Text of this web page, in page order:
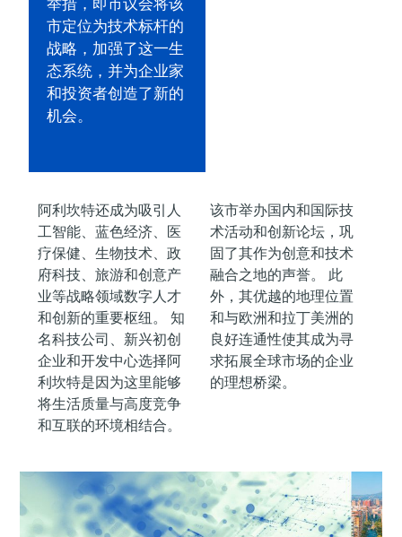
市定位为技术标杆的
战略，加强了这一生
态系统，并为企业家
和投资者创造了新的
机会。
阿利坎特还成为吸引人
工智能、蓝色经济、医
疗保健、生物技术、政
府科技、旅游和创意产
业等战略领域数字人才
和创新的重要枢纽。 知
名科技公司、新兴初创
企业和开发中心选择阿
利坎特是因为这里能够
将生活质量与高度竞争
和互联的环境相结合。
该市举办国内和国际技
术活动和创新论坛，巩
固了其作为创意和技术
融合之地的声誉。 此
外，其优越的地理位置
和与欧洲和拉丁美洲的
良好连通性使其成为寻
求拓展全球市场的企业
的理想桥梁。